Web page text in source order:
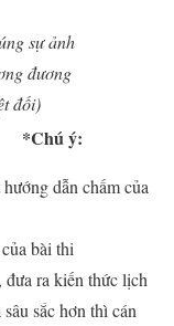
sự ảnh
đương
đối)
*Chú ý:
dẫn chấm của
bài thi
ra kiến thức lịch
sắc hơn thì cán